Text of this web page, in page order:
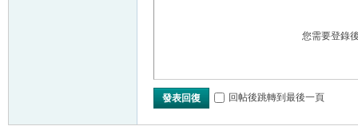
您需要登錄
發表回復 回帖後跳轉到最後一頁